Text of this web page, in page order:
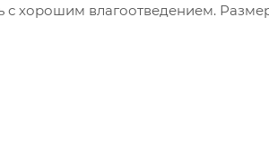
хорошим влагоотведением.